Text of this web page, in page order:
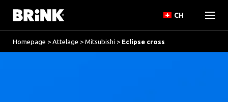
CH
Homepage > Attelage > Mitsubishi > Eclipse cross